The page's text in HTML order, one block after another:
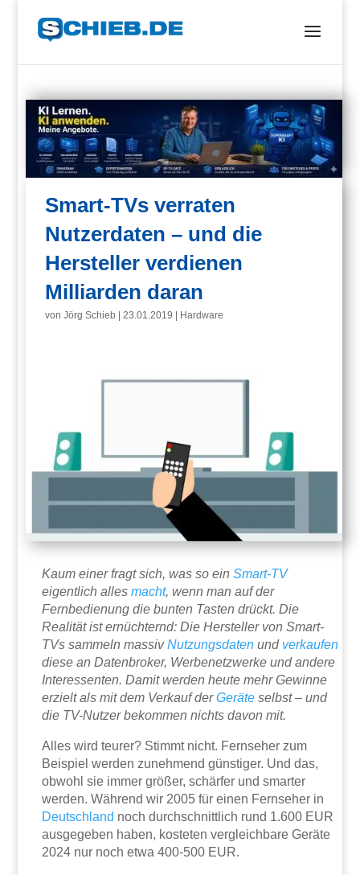
Smart-TVs verraten
Nutzerdaten – und die
Hersteller verdienen
Milliarden daran
vonJörg Schieb |23.01.2019 Hardware
Kaum einer fragt sich, was so einSmart-TV
eigentlich allesmacht, wenn man auf der
Fernbedienung die bunten Tasten drückt. Die
Realität ist ernüchternd: Die Hersteller von Smart-
TVs sammeln massivNutzungsdaten und verkaufen
diese an Datenbroker, Werbenetzwerke und andere
Interessenten. Damit werden heute mehr Gewinne
erzielt als mit dem Verkauf derGeräte selbst – und
die TV-Nutzer bekommen nichts davon mit.
Alles wird teurer? Stimmt nicht. Fernseher zum
Beispiel werden zunehmend günstiger. Und das,
obwohl sie immer größer, schärfer und smarter
werden. Während wir 2005 für einen Fernseher in
Deutschland noch durchschnittlich rund 1.600 EUR
ausgegeben haben, kosteten vergleichbare Geräte
2024 nur noch etwa 400-500 EUR.